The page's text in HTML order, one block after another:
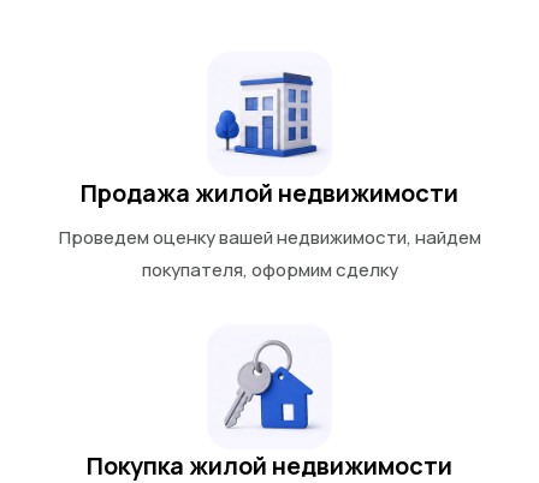
Продажа жилой недвижимости
Проведем оценку вашей недвижимости, найдем
покупателя, оформим сделку
Покупка жилой недвижимости